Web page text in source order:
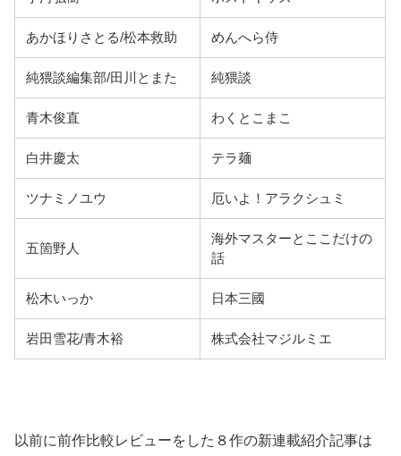
あかほりさとる/松本救助 めんへら侍
純猥談編集部/田川とまた 純猥談
青木俊直 わくとこまこ
白井慶太 テラ麺
ツナミノユウ 厄いよ！アラクシュミ
五箇野人
海外マスターとここだけの
話
松木いっか 日本三國
岩田雪花/青木裕 株式会社マジルミエ
以前に前作比較レビューをした８作の新連載紹介記事は